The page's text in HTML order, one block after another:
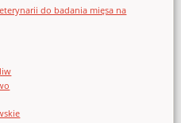
do badania mięsa na